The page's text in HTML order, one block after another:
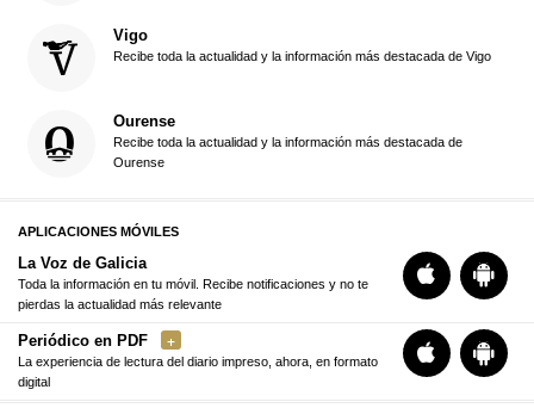
Vigo
Recibe toda la actualidad y la información más destacada de Vigo
Ourense
Recibe toda la actualidad y la información más destacada de
Ourense
APLICACIONES MÓVILES
La Voz de Galicia
Toda la información en tu móvil. Recibe notificaciones y no te
pierdas la actualidad más relevante
Periódico en PDF
La experiencia de lectura del diario impreso, ahora, en formato
digital